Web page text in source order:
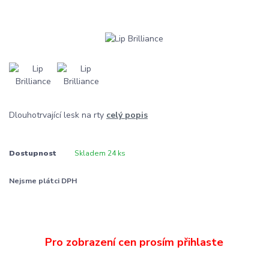
Dlouhotrvající lesk na rty celý popis
Dostupnost Skladem 24 ks
Nejsme plátci DPH